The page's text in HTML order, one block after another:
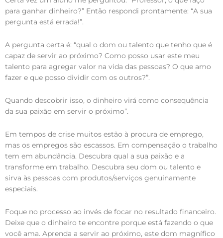
para ganhar dinheiro?” Então respondi prontamente: “A sua
pergunta está errada!”.
A pergunta certa é: “qual o dom ou talento que tenho que é
capaz de servir ao próximo? Como posso usar este meu
talento para agregar valor na vida das pessoas? O que amo
fazer e que posso dividir com os outros?”.
Quando descobrir isso, o dinheiro virá como consequência
da sua paixão em servir o próximo”.
Em tempos de crise muitos estão à procura de emprego,
mas os empregos são escassos. Em compensação o trabalho
tem em abundância. Descubra qual a sua paixão e a
transforme em trabalho. Descubra seu dom ou talento e
sirva às pessoas com produtos/serviços genuinamente
especiais.
Foque no processo ao invés de focar no resultado financeiro.
Deixe que o dinheiro te encontre porque está fazendo o que
você ama. Aprenda a servir ao próximo, este dom magnífico